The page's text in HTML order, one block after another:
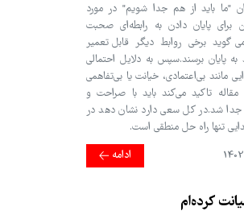
"ما باید از هم جدا شویم" در مورد
برای پایان دادن به رابطه‌ای صحبت
برخی روابط دیگر قابل تعمیر
به پایان برسند.سپس به دلایل احتمالی
مانند بی‌اعتمادی، خیانت یا بی‌تفاهمی
مقاله تاکید می‌کند باید با صراحت و
جدا شد.در کل سعی دارد نشان دهد در
تنها راه حل منطقی است.
ادامه
کرده‌ام